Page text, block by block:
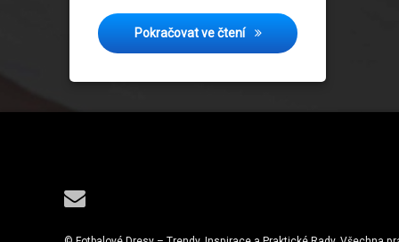
Pokračovat ve čteníHåll motivationen uppe:
E-mail